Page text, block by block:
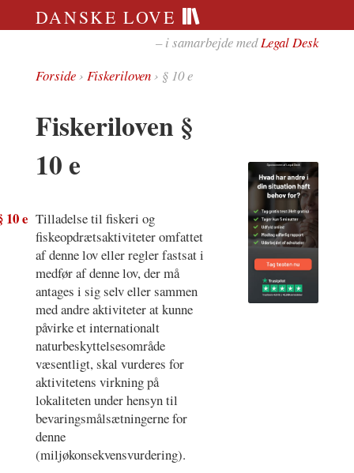
DANSKE LOVE
– i samarbejde medLegal Desk
Forside› Fiskeriloven› § 10 e
Fiskeriloven §
10 e
10 e Tilladelse til fiskeri og
fiskeopdrætsaktiviteter omfattet
af denne lov eller regler fastsat i
medfør af denne lov, der må
antages i sig selv eller sammen
med andre aktiviteter at kunne
påvirke et internationalt
naturbeskyttelsesområde
væsentligt, skal vurderes for
aktivitetens virkning på
lokaliteten under hensyn til
bevaringsmålsætningerne for
denne
(miljøkonsekvensvurdering).